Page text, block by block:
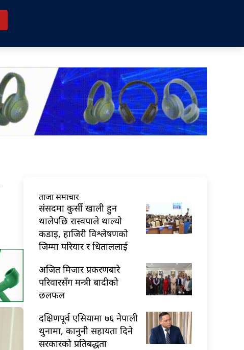
ताजा समाचार
संसदमा कुर्सी खाली हुन
थालेपछि रास्वपाले थाल्यो
कडाइ, हाजिरी विश्लेषणको
जिम्मा परियार र धिताललाई
अजित मिजार प्रकरणबारे
परिवारसँग मन्त्री बादीको
छलफल
दक्षिणपूर्व एसियामा ७६ नेपाली
थुनामा, कानुनी सहायता दिने
सरकारको प्रतिबद्धता